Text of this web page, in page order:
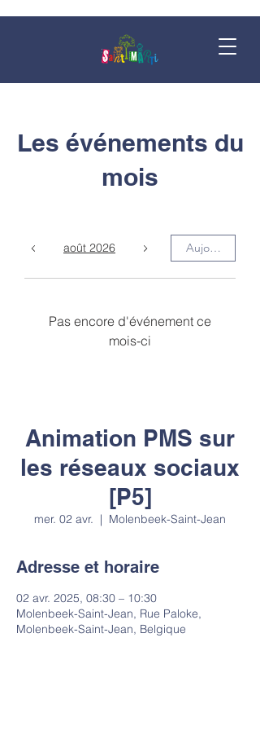
Les événements du
mois
août 2026 Aujourd'hui
Pas encore d'événement ce
mois-ci
Animation PMS sur
les réseaux sociaux
[P5]
mer. 02 avr.
  |
Molenbeek-Saint-Jean
Adresse et horaire
02 avr. 2025, 08:30 – 10:30
Molenbeek-Saint-Jean, Rue Paloke,
Molenbeek-Saint-Jean, Belgique